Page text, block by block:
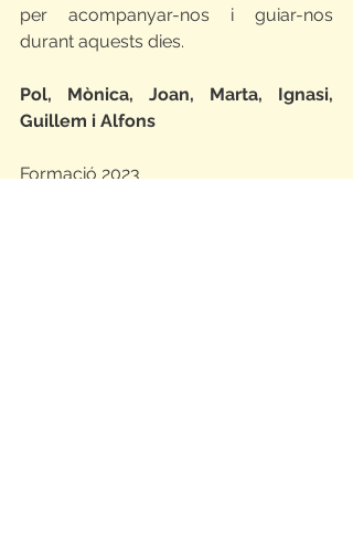
per acompanyar-nos i guiar-nos
durant aquests dies.
Pol, Mònica, Joan, Marta, Ignasi,
Guillem i Alfons
Formació 2023